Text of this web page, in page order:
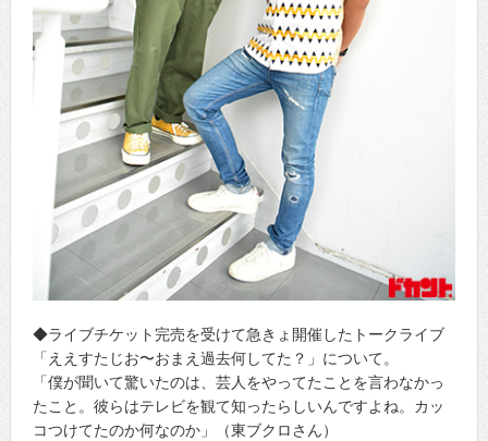
◆ライブチケット完売を受けて急きょ開催したトークライブ
「ええすたじお〜おまえ過去何してた？」について。
「僕が聞いて驚いたのは、芸人をやってたことを言わなかっ
たこと。彼らはテレビを観て知ったらしいんですよね。カッ
コつけてたのか何なのか」（東ブクロさん）